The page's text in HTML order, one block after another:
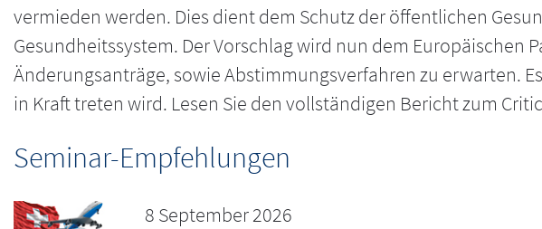
vermieden werden. Dies dient dem Schutz der öffentlichen
Gesundheitssystem. Der Vorschlag wird nun dem Europäischen
Änderungsanträge, sowie Abstimmungsverfahren zu erwarten.
in Kraft treten wird. Lesen Sie den vollständigen Bericht zum
Seminar-Empfehlungen
8 September 2026